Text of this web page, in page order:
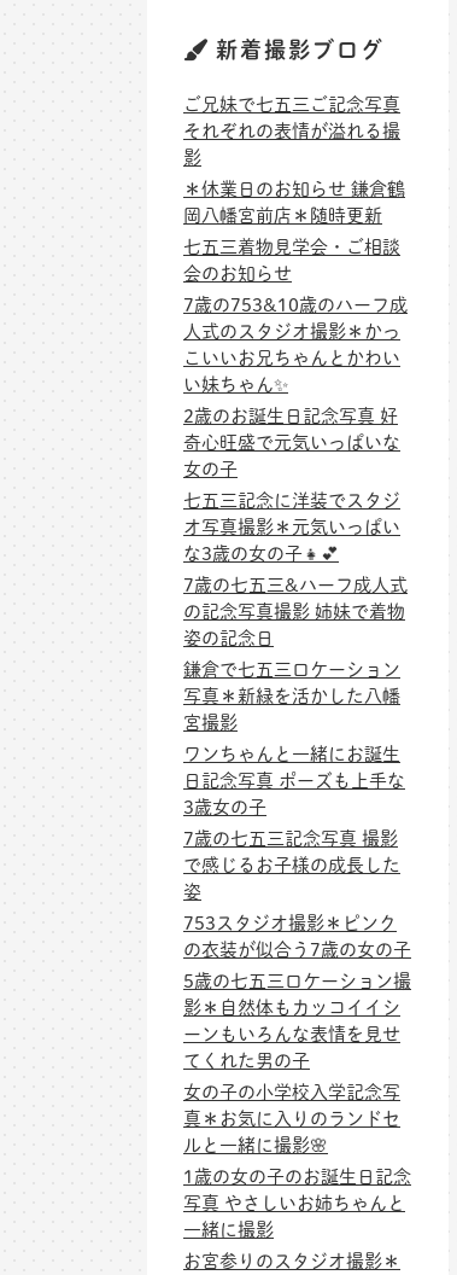
新着撮影ブログ
ご兄妹で七五三ご記念写真
それぞれの表情が溢れる撮
影
＊休業日のお知らせ 鎌倉鶴
岡八幡宮前店＊随時更新
七五三着物見学会・ご相談
会のお知らせ
7歳の753&10歳のハーフ成
人式のスタジオ撮影＊かっ
こいいお兄ちゃんとかわい
い妹ちゃん✨
2歳のお誕生日記念写真 好
奇心旺盛で元気いっぱいな
女の子
七五三記念に洋装でスタジ
オ写真撮影＊元気いっぱい
な3歳の女の子👧💕
7歳の七五三&ハーフ成人式
の記念写真撮影 姉妹で着物
姿の記念日
鎌倉で七五三ロケーション
写真＊新緑を活かした八幡
宮撮影
ワンちゃんと一緒にお誕生
日記念写真 ポーズも上手な
3歳女の子
7歳の七五三記念写真 撮影
で感じるお子様の成長した
姿
753スタジオ撮影＊ピンク
の衣装が似合う7歳の女の子
5歳の七五三ロケーション撮
影＊自然体もカッコイイシ
ーンもいろんな表情を見せ
てくれた男の子
女の子の小学校入学記念写
真＊お気に入りのランドセ
ルと一緒に撮影🌸
1歳の女の子のお誕生日記念
写真 やさしいお姉ちゃんと
一緒に撮影
お宮参りのスタジオ撮影＊